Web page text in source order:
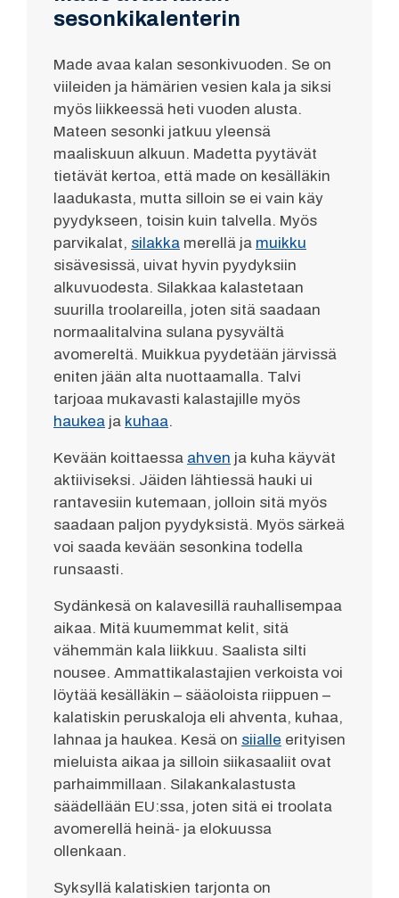
sesonkikalenterin
Made avaa kalan sesonkivuoden. Se on
viileiden ja hämärien vesien kala ja siksi
myös liikkeessä heti vuoden alusta.
Mateen sesonki jatkuu yleensä
maaliskuun alkuun. Madetta pyytävät
tietävät kertoa, että made on kesälläkin
laadukasta, mutta silloin se ei vain käy
pyydykseen, toisin kuin talvella. Myös
parvikalat, silakka merellä ja muikku
sisävesissä, uivat hyvin pyydyksiin
alkuvuodesta. Silakkaa kalastetaan
suurilla troolareilla, joten sitä saadaan
normaalitalvina sulana pysyvältä
avomereltä. Muikkua pyydetään järvissä
eniten jään alta nuottaamalla. Talvi
tarjoaa mukavasti kalastajille myös
haukea ja kuhaa.
Kevään koittaessa ahven ja kuha käyvät
aktiiviseksi. Jäiden lähtiessä hauki ui
rantavesiin kutemaan, jolloin sitä myös
saadaan paljon pyydyksistä. Myös särkeä
voi saada kevään sesonkina todella
runsaasti.
Sydänkesä on kalavesillä rauhallisempaa
aikaa. Mitä kuumemmat kelit, sitä
vähemmän kala liikkuu. Saalista silti
nousee. Ammattikalastajien verkoista voi
löytää kesälläkin – sääoloista riippuen –
kalatiskin peruskaloja eli ahventa, kuhaa,
lahnaa ja haukea. Kesä on siialle erityisen
mieluista aikaa ja silloin siikasaaliit ovat
parhaimmillaan. Silakankalastusta
säädellään EU:ssa, joten sitä ei troolata
avomerellä heinä- ja elokuussa
ollenkaan.
Syksyllä kalatiskien tarjonta on